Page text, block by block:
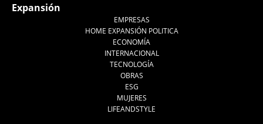
Expansión
EMPRESAS
HOME EXPANSIÓN POLITICA
ECONOMÍA
INTERNACIONAL
TECNOLOGÍA
OBRAS
ESG
MUJERES
LIFEANDSTYLE